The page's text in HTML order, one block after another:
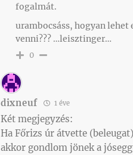
fogalmát.
urambocsáss, hogyan
venni??? …leisztinger…
0
dixneuf 1 éve
Két megjegyzés:
Ha Főrizs úr átvette
akkor gondlom jönek a